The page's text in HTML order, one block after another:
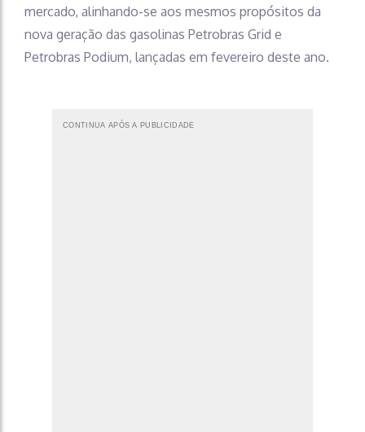
mercado, alinhando-se aos mesmos propósitos da
nova geração das gasolinas Petrobras Grid e
Petrobras Podium, lançadas em fevereiro deste ano.
CONTINUA APÓS A PUBLICIDADE